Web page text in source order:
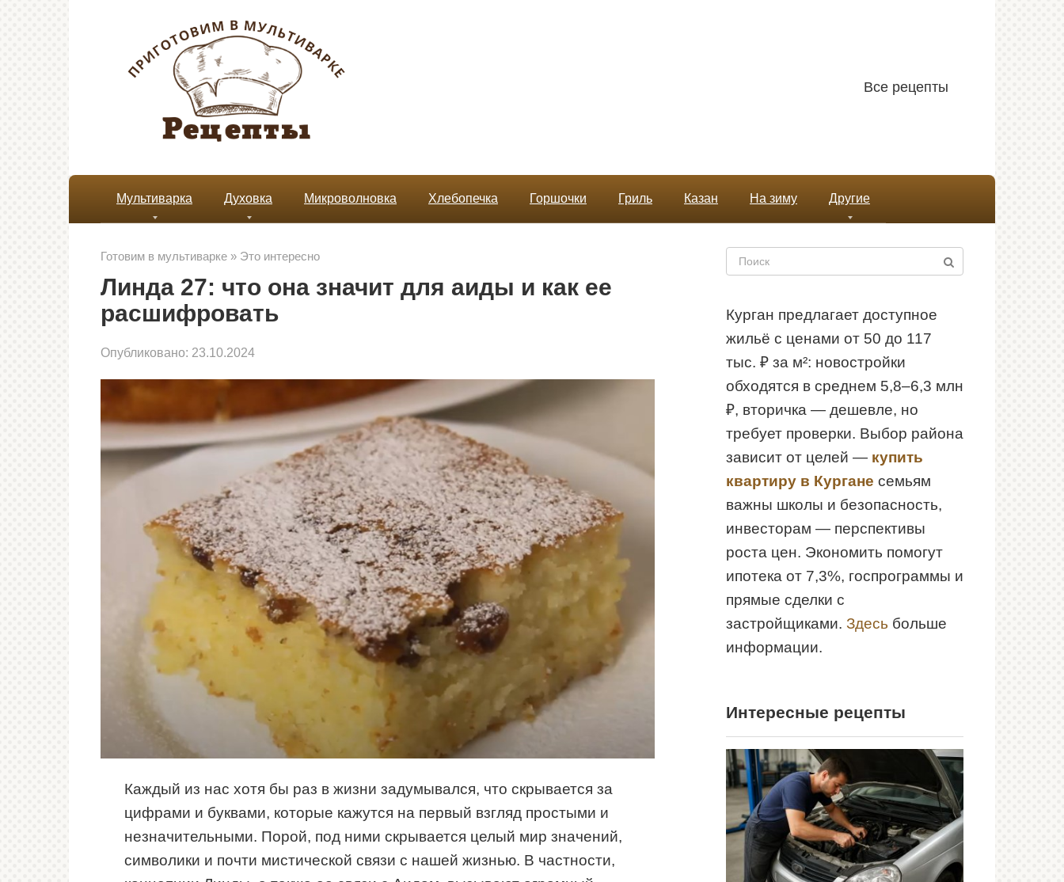
Все рецепты
Мультиварка Духовка Микроволновка Хлебопечка Горшочки Гриль Казан На зиму Другие
Готовим в мультиварке » Это интересно
Линда 27: что она значит для аиды и как ее
расшифровать
Опубликовано: 23.10.2024
Каждый из нас хотя бы раз в жизни задумывался, что скрывается за
цифрами и буквами, которые кажутся на первый взгляд простыми и
незначительными. Порой, под ними скрывается целый мир значений,
символики и почти мистической связи с нашей жизнью. В частности,
Поиск:
Курган предлагает доступное
жильё с ценами от 50 до 117
тыс. ₽ за м²: новостройки
обходятся в среднем 5,8–6,3 млн
₽, вторичка — дешевле, но
требует проверки. Выбор района
зависит от целей — купить
квартиру в Кургане семьям
важны школы и безопасность,
инвесторам — перспективы
роста цен. Экономить помогут
ипотека от 7,3%, госпрограммы и
прямые сделки с
застройщиками. Здесь больше
информации.
Интересные рецепты